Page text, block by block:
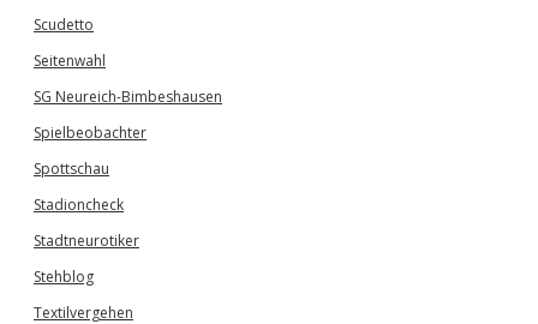
Scudetto
Seitenwahl
SG Neureich-Bimbeshausen
Spielbeobachter
Spottschau
Stadioncheck
Stadtneurotiker
Stehblog
Textilvergehen